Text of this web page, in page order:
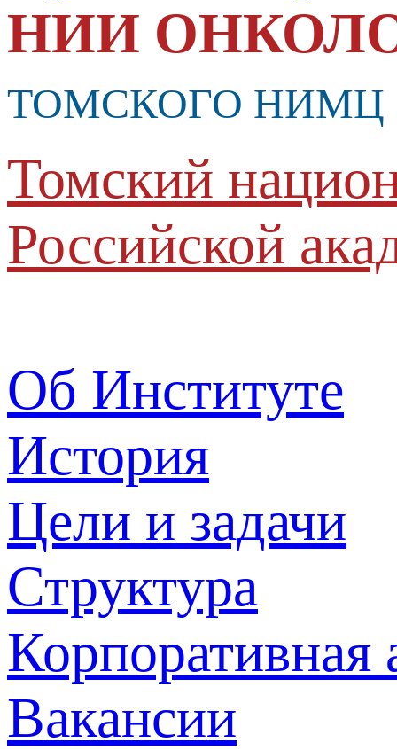
НИИ
ТОМСКОГО НИМЦ
Томский
Российской
Об Институте
История
Цели и задачи
Структура
Корпоративная
Вакансии